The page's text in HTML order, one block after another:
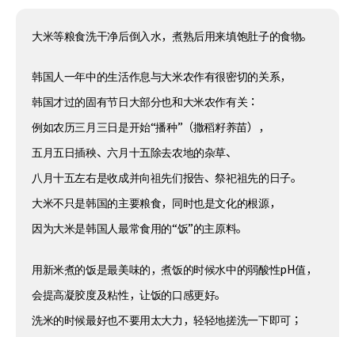
大米等粮食洗干净后倒入水，煮熟后用来填饱肚子的食物。
韩国人一年中的生活作息与大米农作有很密切的关系，
韩国才过的固有节日大部分也和大米农作有关：
例如农历三月三日是开始“播种”（撒稻籽养苗），
五月五日插秧、六月十五除去农地的杂草、
八月十五左右是收成并向祖先们报告、祭祀祖先的日子。
大米不只是韩国的主要粮食，同时也是文化的根源，
因为大米是韩国人最常食用的“饭”的主原料。
用新米煮的饭是最美味的，煮饭的时候水中的弱酸性pH值，
会提高凝胶度及粘性，让饭的口感更好。
洗米的时候最好也不要用太大力，轻轻地搓洗一下即可；